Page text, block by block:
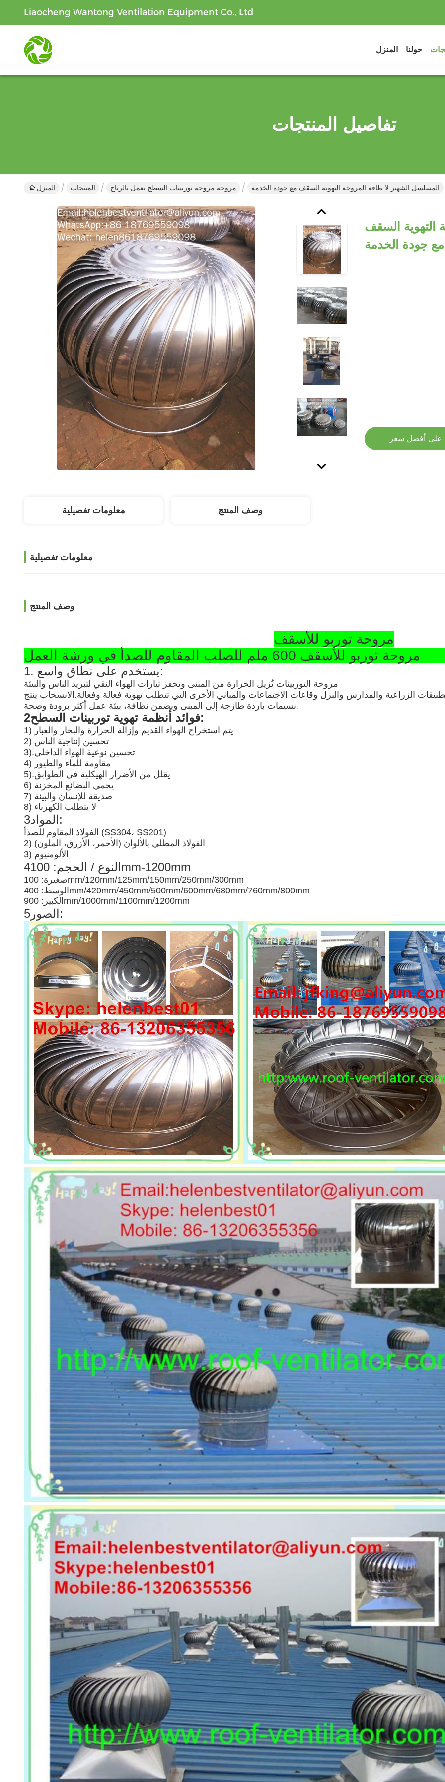
Liaocheng Wantong Ventilation Equipment Co., Ltd
المنزل حولنا
تفاصيل المنتجات
المنزل المنتجات مروحة مروحة توربينات السطح تعمل بالرياح المسلسل الشهير لا طاقة المروحة التهوية السقف مع جودة الخدمة
التهوية السقف
مع جودة الخدمة
على أفضل سعر
معلومات تفصيلية وصف المنتج
معلومات تفصيلية
وصف المنتج
مروحة توربو للأسقف
1. يستخدم على نطاق واسع:
مروحة التوربينات تُزيل الحرارة من المبنى وتحفز تيارات الهواء النقي لتبريد الناس والبيئة
الزراعية والمدارس والنزل وقاعات الاجتماعات والمباني الأخرى التي تتطلب تهوية فعالة وفعالة.الانسحاب ينتج
نسيمات باردة طازجة إلى المبنى ويضمن نظافة، بيئة عمل أكثر برودة وصحة.
2فوائد أنظمة تهوية توربينات السطح:
1) يتم استخراج الهواء القديم وإزالة الحرارة والبخار والغبار
2) تحسين إنتاجية الناس
3).تحسين نوعية الهواء الداخلي
4) مقاومة للماء والطيور
5).يقلل من الأضرار الهيكلية في الطوابق
6) يحمي البضائع المخزنة
7) صديقة للإنسان والبيئة
8) لا يتطلب الكهرباء
3المواد:
الفولاذ المقاوم للصدأ (SS304، SS201)
2) الفولاذ المطلي بالألوان (الأحمر، الأزرق، الملون)
3) الألومنيوم
4النوع / الحجم: 100mm-1200mm
صغيرة: 100mm/120mm/125mm/150mm/250mm/300mm
الوسط: 400mm/420mm/450mm/500mm/600mm/680mm/760mm/800mm
الكبير: 900mm/1000mm/1100mm/1200mm
5الصور: